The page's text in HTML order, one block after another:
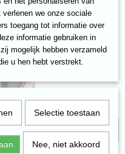
we onze sociale
toegang tot informatie over
informatie gebruiken in
mogelijk hebben verzameld
u hen hebt verstrekt.
Selectie toestaan
Nee, niet akkoord